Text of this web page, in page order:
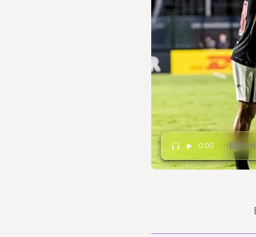
0:00